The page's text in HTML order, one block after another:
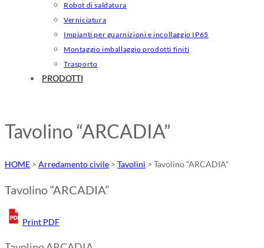
Robot di saldatura
Verniciatura
Impianti per guarnizioni e incollaggio IP65
Montaggio imballaggio prodotti finiti
Trasporto
PRODOTTI
Tavolino “ARCADIA”
HOME > Arredamento civile > Tavolini > Tavolino “ARCADIA”
Tavolino “ARCADIA”
Print PDF